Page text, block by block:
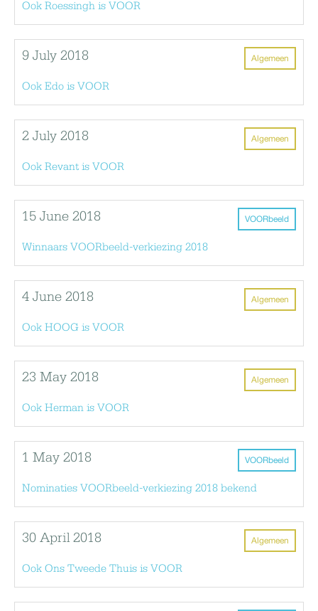
Ook Roessingh is VOOR
Algemeen
9 July 2018
Ook Edo is VOOR
Algemeen
2 July 2018
Ook Revant is VOOR
VOORbeeld
15 June 2018
Winnaars VOORbeeld-verkiezing 2018
Algemeen
4 June 2018
Ook HOOG is VOOR
Algemeen
23 May 2018
Ook Herman is VOOR
VOORbeeld
1 May 2018
Nominaties VOORbeeld-verkiezing 2018 bekend
Algemeen
30 April 2018
Ook Ons Tweede Thuis is VOOR